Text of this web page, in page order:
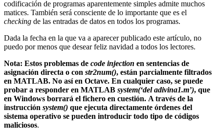
codificación de programas aparentemente simples admite muchos
matices. También será consciente de lo importante que es el
checking de las entradas de datos en todos los programas.
Dada la fecha en la que va a aparecer publicado este artículo, no
puedo por menos que desear feliz navidad a todos los lectores.
Nota: Estos problemas de code injection en sentencias de
asignación directa o con str2num(), están parcialmente filtrados
en MATLAB. No así en Octave. En cualquier caso, se puede
probar a responder en MATLAB system(‘del adivina1.m’), que
en Windows borrará el fichero en cuestión. A través de la
instrucción system() que ejecuta directamente órdenes del
sistema operativo se pueden introducir todo tipo de códigos
maliciosos.